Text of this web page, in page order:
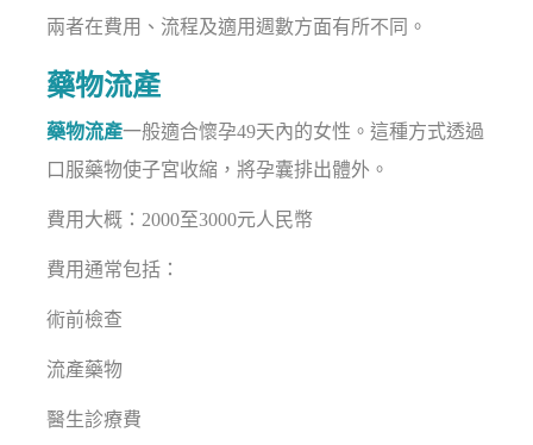
兩者在費用、流程及適用週數方面有所不同。
藥物流產
藥物流產一般適合懷孕49天內的女性。這種方式透過
口服藥物使子宮收縮，將孕囊排出體外。
費用大概：2000至3000元人民幣
費用通常包括：
術前檢查
流產藥物
醫生診療費